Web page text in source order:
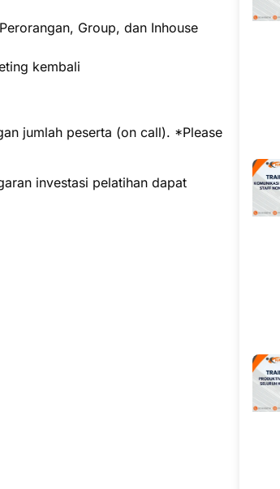
Group, dan Inhouse
kembali
jumlah peserta (on call). *Please
investasi pelatihan dapat